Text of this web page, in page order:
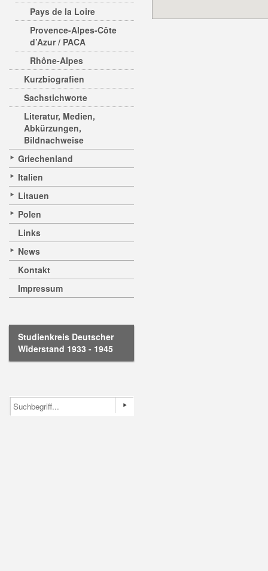
Pays de la Loire
Provence-Alpes-Côte
d’Azur / PACA
Rhône-Alpes
Kurzbiografien
Sachstichworte
Literatur, Medien,
Abkürzungen,
Bildnachweise
Griechenland
Italien
Litauen
Polen
Links
News
Kontakt
Impressum
Studienkreis Deutscher
Widerstand 1933 - 1945